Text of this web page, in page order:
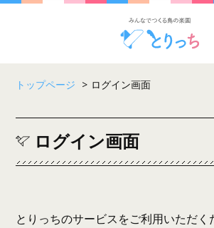
トップページ > ログイン画面
ログイン画面
とりっちのサービスをご利用いただ